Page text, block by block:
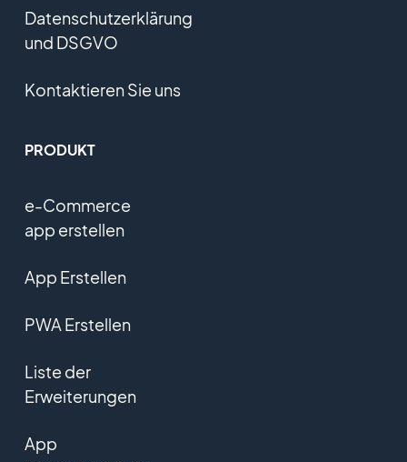
Datenschutzerklärung
und DSGVO
Kontaktieren Sie uns
PRODUKT
e-Commerce
app erstellen
App Erstellen
PWA Erstellen
Liste der
Erweiterungen
App